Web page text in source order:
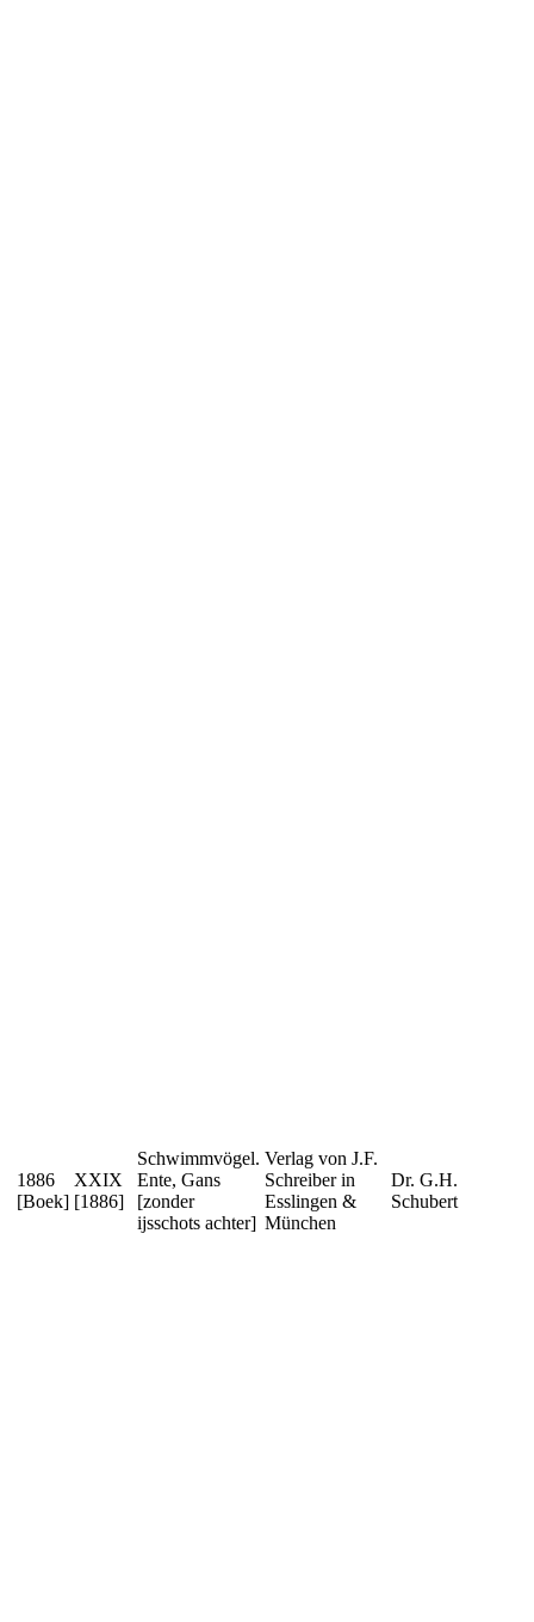
1886
[Boek]
XXIX
[1886]
Schwimmvögel.
Ente, Gans
[zonder
ijsschots achter]
Verlag von J.F.
Schreiber in
Esslingen &
München
Dr. G.H.
Schubert